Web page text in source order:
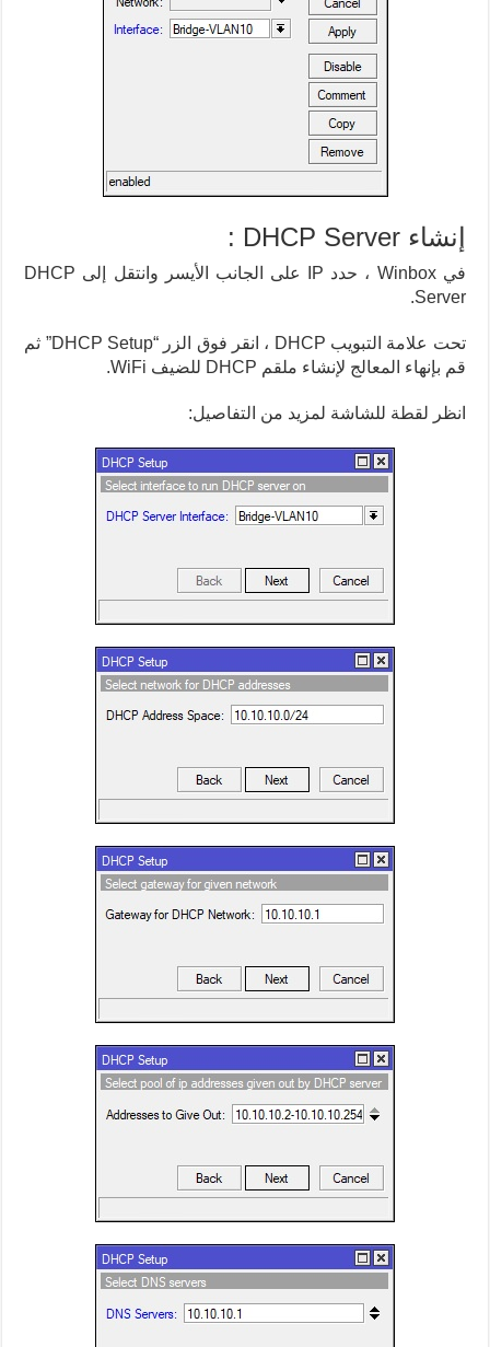
إنشاء DHCP Server :
في Winbox ، حدد IP على الجانب الأيسر وانتقل إلى DHCP
Server.
تحت علامة التبويب DHCP ، انقر فوق الزر “DHCP Setup” ثم
قم بإنهاء المعالج لإنشاء ملقم DHCP للضيف WiFi.
انظر لقطة للشاشة لمزيد من التفاصيل: